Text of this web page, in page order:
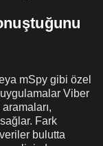
mSpy gibi özel
Viber
Fark
bulutta